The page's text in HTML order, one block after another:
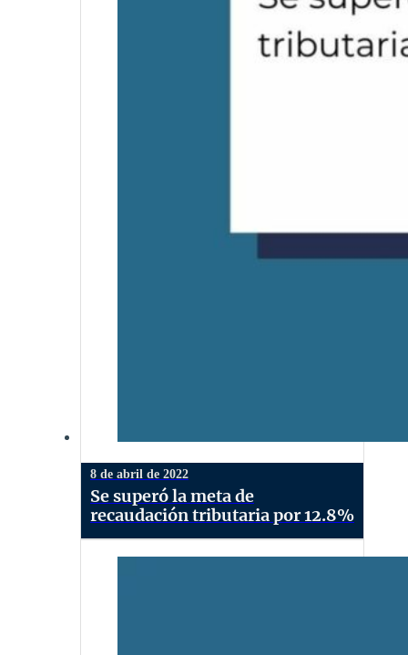
8 de abril de 2022
Se superó la meta de
recaudación tributaria por 12.8%